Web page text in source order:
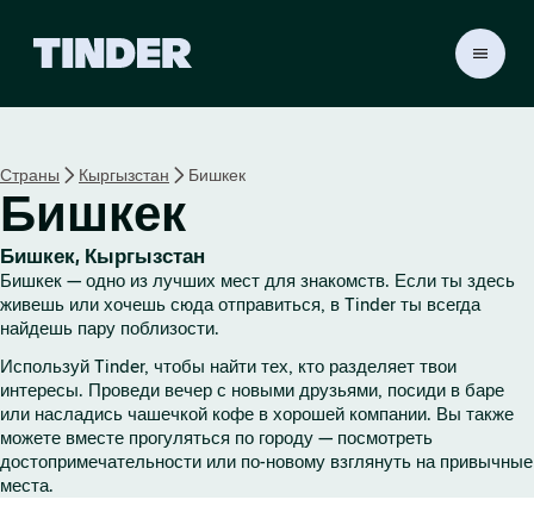
а
т
р
а
н
ц
а
T
i
n
Страны Кыргызстан Бишкек
Бишкек
Бишкек, Кыргызстан
Бишкек — одно из лучших мест для знакомств. Если ты здесь
живешь или хочешь сюда отправиться, в Tinder ты всегда
найдешь пару поблизости.
Используй Tinder, чтобы найти тех, кто разделяет твои
интересы. Проведи вечер с новыми друзьями, посиди в баре
или насладись чашечкой кофе в хорошей компании. Вы также
можете вместе прогуляться по городу — посмотреть
достопримечательности или по-новому взглянуть на привычные
места.